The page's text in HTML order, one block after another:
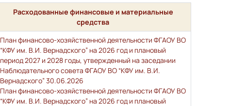
Расходованные финансовые и материальные
средства
План финансово-хозяйственной деятельности ФГАОУ ВО
“КФУ им. В.И. Вернадского” на 2026 год и плановый
период 2027 и 2028 годы, утвержденный на заседании
Наблюдательного совета ФГАОУ ВО “КФУ им. В.И.
Вернадского” 30.06.2026
План финансово-хозяйственной деятельности ФГАОУ ВО
“КФУ им. В.И. Вернадского” на 2026 год и плановый